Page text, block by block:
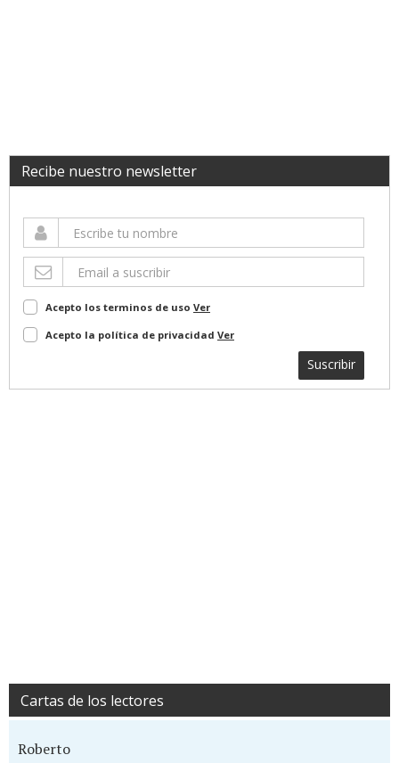
Recibe nuestro newsletter
Acepto los terminos de uso Ver
Acepto la política de privacidad Ver
Suscribir
Cartas de los lectores
Roberto